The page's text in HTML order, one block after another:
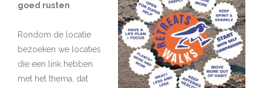
goed rusten
Rondom de locatie
bezoeken we locaties
die een link hebben
met het thema, dat